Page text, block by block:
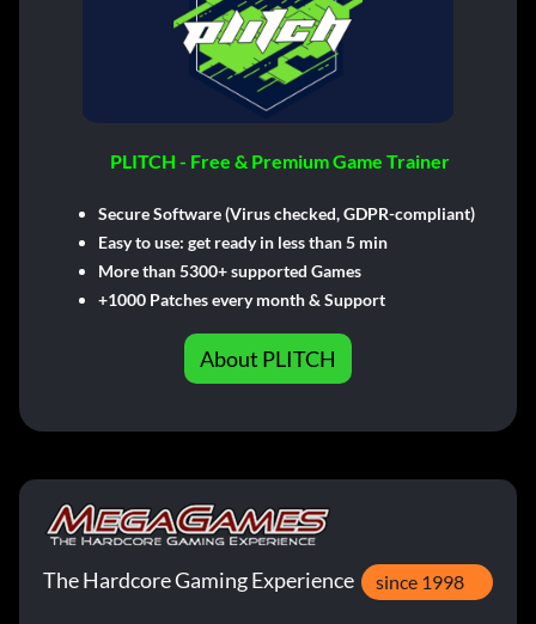
PLITCH - Free & Premium Game Trainer
Secure Software (Virus checked, GDPR-compliant)
Easy to use: get ready in less than 5 min
More than 5300+ supported Games
+1000 Patches every month & Support
About PLITCH
The Hardcore Gaming Experience since 1998